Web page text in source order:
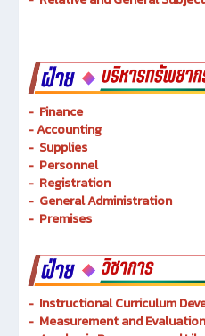
-Relative and General
- Finance
- Accounting
- Supplies
- Registration
-General Administration
-Premises